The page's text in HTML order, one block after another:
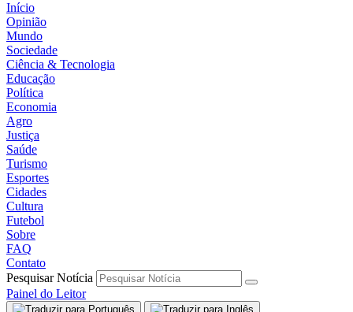
Início
Opinião
Mundo
Sociedade
Ciência & Tecnologia
Educação
Política
Economia
Agro
Justiça
Saúde
Turismo
Esportes
Cidades
Cultura
Futebol
Sobre
FAQ
Contato
Pesquisar Notícia
Painel do Leitor